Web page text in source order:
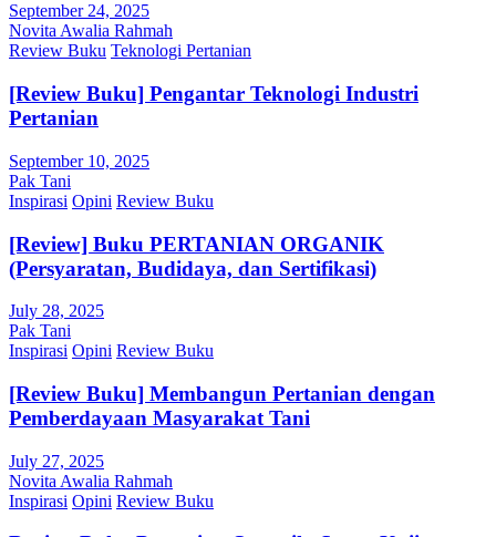
September 24, 2025
Novita Awalia Rahmah
Review Buku Teknologi Pertanian
[Review Buku] Pengantar Teknologi Industri
Pertanian
September 10, 2025
Pak Tani
Inspirasi Opini Review Buku
[Review] Buku PERTANIAN ORGANIK
(Persyaratan, Budidaya, dan Sertifikasi)
July 28, 2025
Pak Tani
Inspirasi Opini Review Buku
[Review Buku] Membangun Pertanian dengan
Pemberdayaan Masyarakat Tani
July 27, 2025
Novita Awalia Rahmah
Inspirasi Opini Review Buku